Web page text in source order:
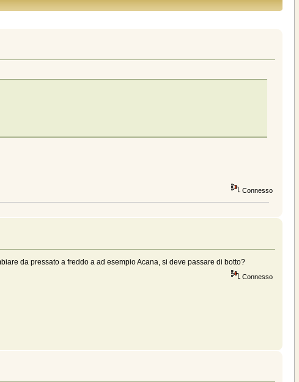
Connesso
da pressato a freddo a ad esempio Acana, si deve passare di botto?
Connesso